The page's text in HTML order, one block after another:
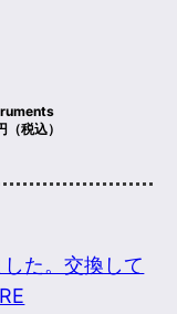
税込）
た。交換して